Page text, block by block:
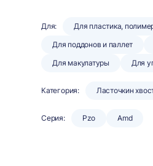
Для: Для пластика,
Для поддонов и паллет
Для макулатуры
Для
Категория: Ласточкин
Серия: Pzo Amd